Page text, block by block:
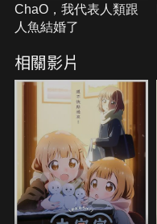
ChaO，我代表人類跟
人魚結婚了
相關影片